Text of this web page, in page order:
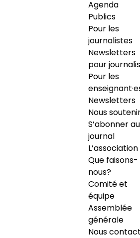
Agenda
Publics
Pour les
journalistes
Newsletters
pour
Pour les
Newsletters
Nous
S’abonner au
journal
L’association
Que faisons-
nous?
Comité et
équipe
Assemblée
générale
Nous